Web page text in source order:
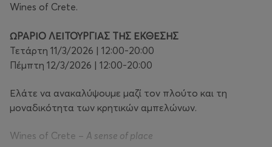
Wines of Crete.
ΩΡΑΡΙΟ ΛΕΙΤΟΥΡΓΙΑΣ ΤΗΣ ΕΚΘΕΣΗΣ
Τετάρτη 11/3/2026 | 12:00-20:00
Πέμπτη 12/3/2026 | 12:00-20:00
Ελάτε να ανακαλύψουμε μαζί τον πλούτο και τη
μοναδικότητα των κρητικών αμπελώνων.
Wines of Crete – A sense of place